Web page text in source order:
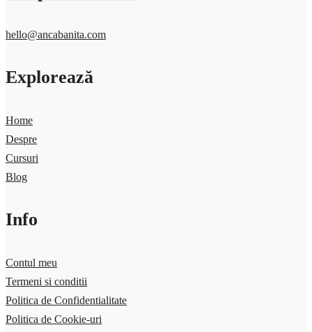
hello@ancabanita.com
Explorează
Home
Despre
Cursuri
Blog
Info
Contul meu
Termeni si conditii
Politica de Confidentialitate
Politica de Cookie-uri